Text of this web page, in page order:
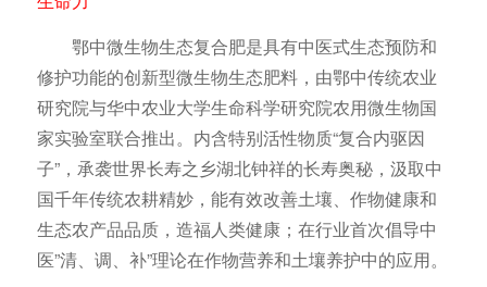
鄂中微生物生态复合肥是具有中医式生态预防和
修护功能的创新型微生物生态肥料，由鄂中传统农业
研究院与华中农业大学生命科学研究院农用微生物国
家实验室联合推出。内含特别活性物质“复合内驱因
子”，承袭世界长寿之乡湖北钟祥的长寿奥秘，汲取中
国千年传统农耕精妙，能有效改善土壤、作物健康和
生态农产品品质，造福人类健康；在行业首次倡导中
医”清、调、补”理论在作物营养和土壤养护中的应用。